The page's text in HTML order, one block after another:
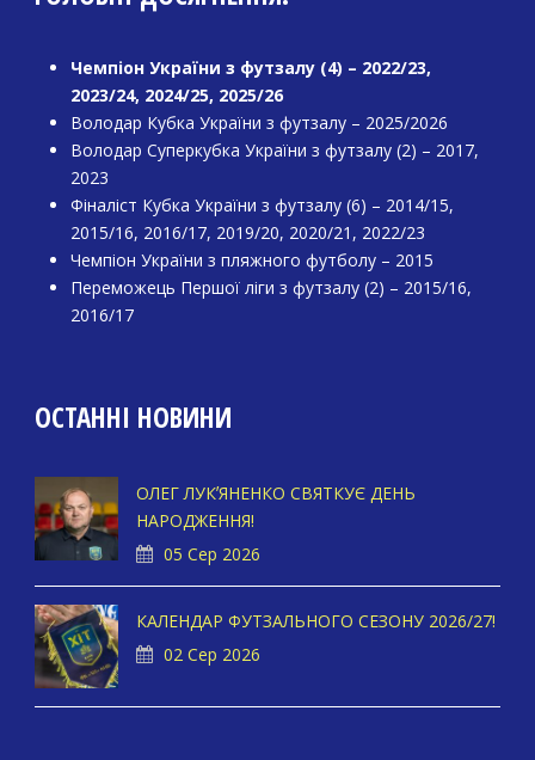
Чемпіон України з футзалу (4) – 2022/23,
2023/24, 2024/25, 2025/26
Володар Кубка України з футзалу – 2025/2026
Володар Суперкубка України з футзалу (2) – 2017,
2023
Фіналіст Кубка України з футзалу (6) – 2014/15,
2015/16, 2016/17, 2019/20, 2020/21, 2022/23
Чемпіон України з пляжного футболу – 2015
Переможець Першої ліги з футзалу (2) – 2015/16,
2016/17
ОСТАННІ НОВИНИ
ОЛЕГ ЛУКʼЯНЕНКО СВЯТКУЄ ДЕНЬ
НАРОДЖЕННЯ!
05 Сер 2026
КАЛЕНДАР ФУТЗАЛЬНОГО СЕЗОНУ 2026/27!
02 Сер 2026